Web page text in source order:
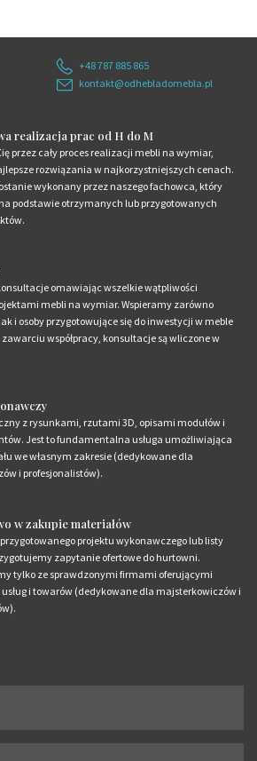
+48 787 885 865
kontakt@odhebladomebla.pl
realizacja prac od H do M
przez cały proces realizacji mebli na wymiar,
rozwiązania w najkorzystniejszych cenach.
wykonany przez naszego fachowca, który
podstawie otrzymanych lub przygotowanych
omawiając wszelkie wątpliwości
mebli na wymiar. Wspieramy zarówno
i osoby przygotowujące się do inwestycji w meble
zawarciu współpracy, konsultacje są wliczone w
z rysunkami, rzutami 3D, opisami modułów i
Jest to fundamentalna usługa umożliwiająca
we własnym zakresie (dedykowane dla
i profesjonalistów).
w zakupie materiałów
projektu wykonawczego lub listy
zapytanie ofertowe do hurtowni.
tylko ze sprawdzonymi firmami oferującymi
usług i towarów (dedykowane dla majsterkowiczów i